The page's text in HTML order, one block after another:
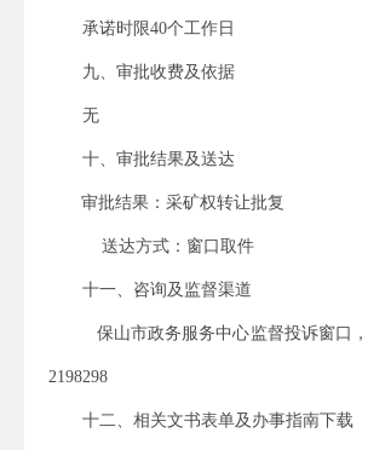
承诺时限40个工作日
九、审批收费及依据
无
十、审批结果及送达
审批结果：采矿权转让批复
送达方式：窗口取件
十一、咨询及监督渠道
保山市政务服务中心监督投诉窗口，
2198298
十二、相关文书表单及办事指南下载